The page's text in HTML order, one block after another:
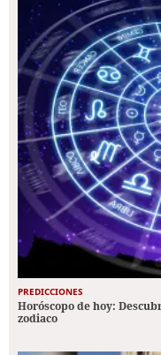
PREDICCIONES
Horóscopo de hoy:
zodiaco